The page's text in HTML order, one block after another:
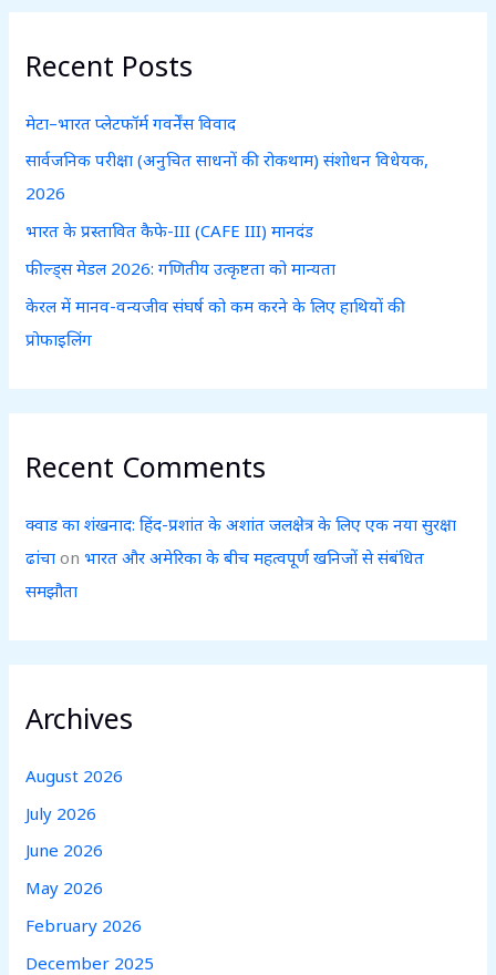
r
h
f
Recent Posts
मेटा–भारत प्लेटफॉर्म गवर्नेंस विवाद
सार्वजनिक परीक्षा (अनुचित साधनों की रोकथाम) संशोधन विधेयक,
2026
भारत के प्रस्तावित कैफे-III (CAFE III) मानदंड
फील्ड्स मेडल 2026: गणितीय उत्कृष्टता को मान्यता
केरल में मानव-वन्यजीव संघर्ष को कम करने के लिए हाथियों की
प्रोफाइलिंग
Recent Comments
क्वाड का शंखनाद: हिंद-प्रशांत के अशांत जलक्षेत्र के लिए एक नया सुरक्षा
ढांचा onभारत और अमेरिका के बीच महत्वपूर्ण खनिजों से संबंधित
समझौता
Archives
August 2026
July 2026
June 2026
May 2026
February 2026
December 2025